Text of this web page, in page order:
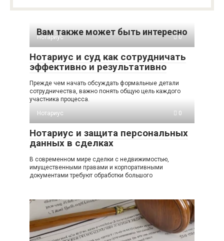
Вам также может быть интересно
Нотариус 0
Нотариус и суд как сотрудничать
эффективно и результативно
Прежде чем начать обсуждать формальные детали
сотрудничества, важно понять общую цель каждого
участника процесса.
Нотариус
0
Нотариус и защита персональных
данных в сделках
В современном мире сделки с недвижимостью,
имущественными правами и корпоративными
документами требуют обработки большого